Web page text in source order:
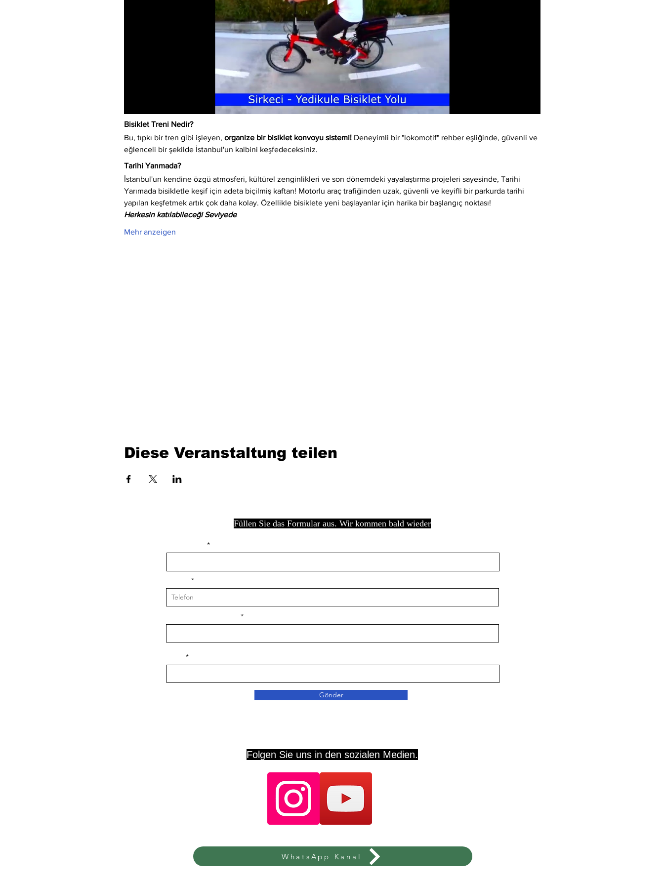
Bisiklet Treni Nedir?
Bu, tıpkı bir tren gibi işleyen, organize bir bisiklet konvoyu sistemi! Deneyimli bir "lokomotif" rehber eşliğinde, güvenli ve
eğlenceli bir şekilde İstanbul'un kalbini keşfedeceksiniz.
Tarihi Yarımada?
İstanbul'un kendine özgü atmosferi, kültürel zenginlikleri ve son dönemdeki yayalaştırma projeleri sayesinde, Tarihi
Yarımada bisikletle keşif için adeta biçilmiş kaftan! Motorlu araç trafiğinden uzak, güvenli ve keyifli bir parkurda tarihi
yapıları keşfetmek artık çok daha kolay. Özellikle bisiklete yeni başlayanlar için harika bir başlangıç noktası!
Herkesin katılabileceği Seviyede
Mehr anzeigen
Diese Veranstaltung teilen
Füllen Sie das Formular aus. Wir kommen bald wieder
Gönder
Folgen Sie uns in den sozialen Medien.
WhatsApp Kanal